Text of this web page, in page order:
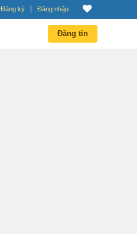
Đăng ký Đăng nhập
Đăng tin